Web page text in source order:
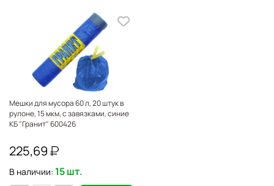
Мешки для мусора 60 л, 20 штук в
рулоне, 15 мкм, с завязками, синие
КБ "Гранит" 600426
225,69
В наличии: 15 шт.